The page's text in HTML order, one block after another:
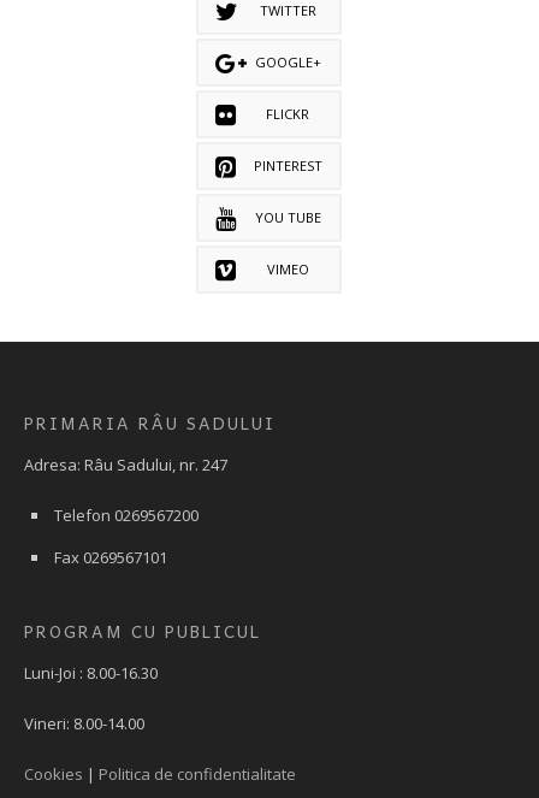
TWITTER
GOOGLE+
FLICKR
PINTEREST
YOU TUBE
VIMEO
PRIMARIA RÂU SADULUI
Adresa: Râu Sadului, nr. 247
Telefon 0269567200
Fax 0269567101
PROGRAM CU PUBLICUL
Luni-Joi : 8.00-16.30
Vineri: 8.00-14.00
Cookies | Politica de confidentialitate